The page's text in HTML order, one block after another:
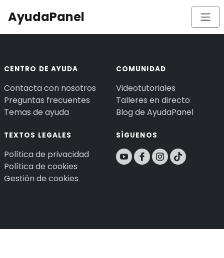
AyudaPanel
CENTRO DE AYUDA
Contacta con nosotros
Preguntas frecuentes
Temas de ayuda
COMUNIDAD
Videotutoriales
Talleres en directo
Blog de AyudaPanel
TEXTOS LEGALES
Política de privacidad
Política de cookies
Gestión de cookies
SÍGUENOS